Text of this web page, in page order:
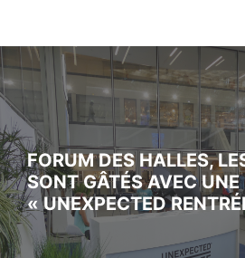
FORUM DES HALLES,
SONT GÂTÉS AVEC UNE
« UNEXPECTED